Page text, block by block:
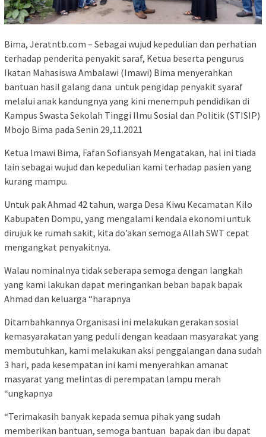
Bima, Jeratntb.com – Sebagai wujud kepedulian dan perhatian
terhadap penderita penyakit saraf, Ketua beserta pengurus
Ikatan Mahasiswa Ambalawi (Imawi) Bima menyerahkan
bantuan hasil galang dana untuk pengidap penyakit syaraf
melalui anak kandungnya yang kini menempuh pendidikan di
Kampus Swasta Sekolah Tinggi Ilmu Sosial dan Politik (STISIP)
Mbojo Bima pada Senin 29,11.2021
Ketua Imawi Bima, Fafan Sofiansyah Mengatakan, hal ini tiada
lain sebagai wujud dan kepedulian kami terhadap pasien yang
kurang mampu.
Untuk pak Ahmad 42 tahun, warga Desa Kiwu Kecamatan Kilo
Kabupaten Dompu, yang mengalami kendala ekonomi untuk
dirujuk ke rumah sakit, kita do’akan semoga Allah SWT cepat
mengangkat penyakitnya.
Walau nominalnya tidak seberapa semoga dengan langkah
yang kami lakukan dapat meringankan beban bapak bapak
Ahmad dan keluarga “harapnya
Ditambahkannya Organisasi ini melakukan gerakan sosial
kemasyarakatan yang peduli dengan keadaan masyarakat yang
membutuhkan, kami melakukan aksi penggalangan dana sudah
3 hari, pada kesempatan ini kami menyerahkan amanat
masyarat yang melintas di perempatan lampu merah
“ungkapnya
“Terimakasih banyak kepada semua pihak yang sudah
memberikan bantuan, semoga bantuan bapak dan ibu dapat